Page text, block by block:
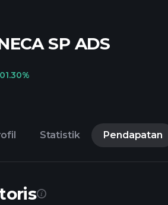
SP ADS
1.30%
Statistik Pendapatan